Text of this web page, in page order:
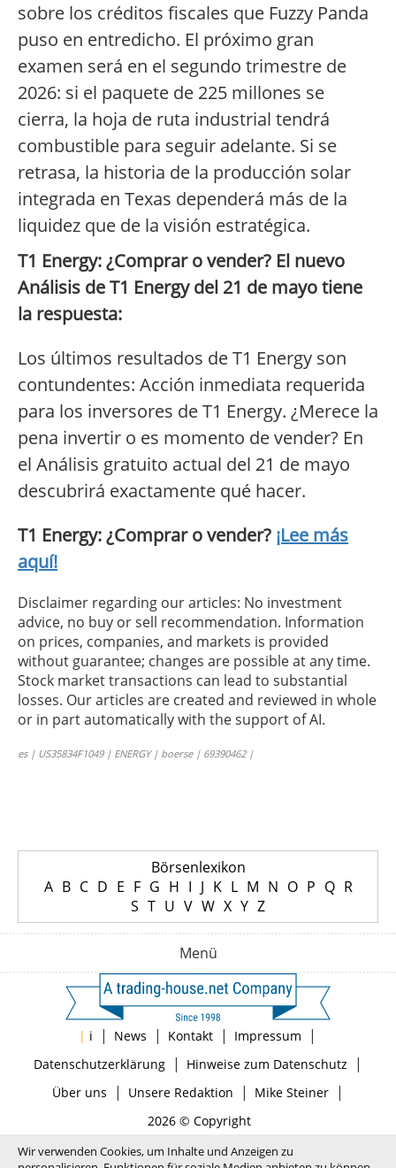
sobre los créditos fiscales que Fuzzy Panda
puso en entredicho. El próximo gran
examen será en el segundo trimestre de
2026: si el paquete de 225 millones se
cierra, la hoja de ruta industrial tendrá
combustible para seguir adelante. Si se
retrasa, la historia de la producción solar
integrada en Texas dependerá más de la
liquidez que de la visión estratégica.
T1 Energy: ¿Comprar o vender? El nuevo
Análisis de T1 Energy del 21 de mayo tiene
la respuesta:
Los últimos resultados de T1 Energy son
contundentes: Acción inmediata requerida
para los inversores de T1 Energy. ¿Merece la
pena invertir o es momento de vender? En
el Análisis gratuito actual del 21 de mayo
descubrirá exactamente qué hacer.
T1 Energy: ¿Comprar o vender? ¡Lee más
aquí!
Disclaimer regarding our articles: No investment
advice, no buy or sell recommendation. Information
on prices, companies, and markets is provided
without guarantee; changes are possible at any time.
Stock market transactions can lead to substantial
losses. Our articles are created and reviewed in whole
or in part automatically with the support of AI.
es | US35834F1049 | ENERGY | boerse | 69390462 |
Börsenlexikon
A B C D E F G H I J K L M N O P Q R
S T U V W X Y Z
Menü
| i | News | Kontakt | Impressum |
Datenschutzerklärung| Hinweise zum Datenschutz |
Über uns | Unsere Redaktion | Mike Steiner|
2026 © Copyright
Wir verwenden Cookies, um Inhalte und Anzeigen zu